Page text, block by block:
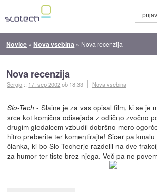
Novice » Nova vsebina » Nova recenzija
Nova recenzija
Sergio :: 17. sep 2002ob 18:33 Nova vsebina
Slo-Tech - Slaine je za vas opisal film, ki se je
srce kot komična odisejada z odlično zvočno
drugim gledalcem vzbudil dobršno mero
hitro preberite ter komentirajte! Sicer pa
članka, ki bo Slo-Techerje razdelil na dve
za humor ter tiste brez njega. Več pa ne